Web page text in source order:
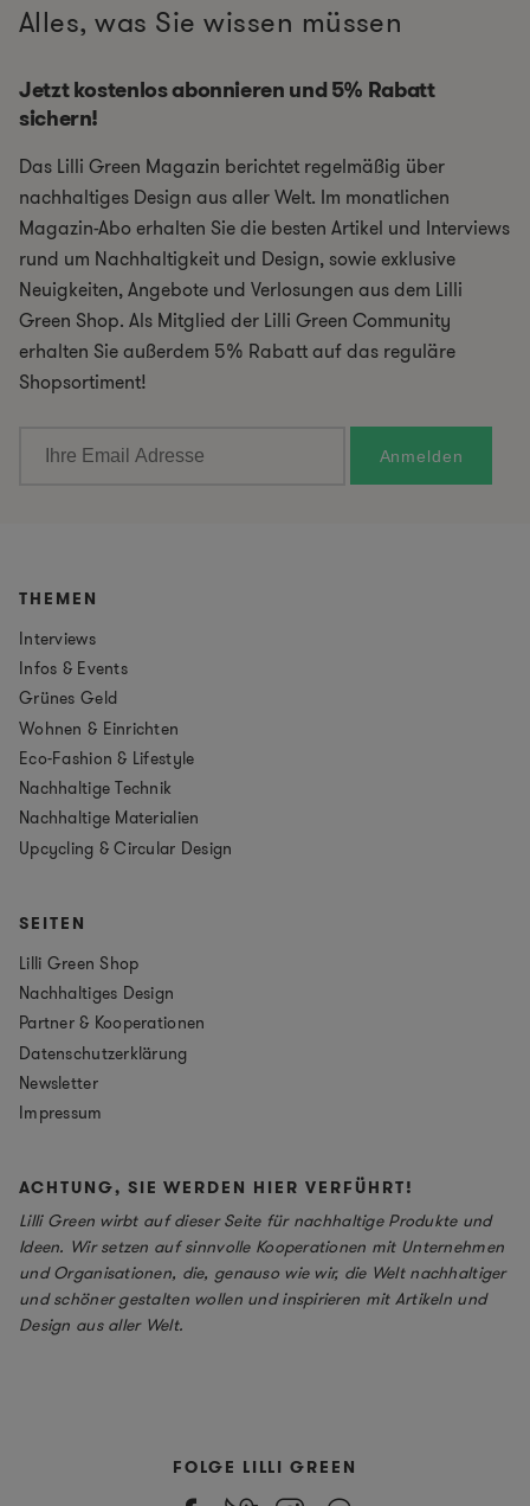
Alles, was Sie wissen müssen
Jetzt kostenlos abonnieren und 5% Rabatt
sichern!
Das Lilli Green Magazin berichtet regelmäßig über
nachhaltiges Design aus aller Welt. Im monatlichen
Magazin-Abo erhalten Sie die besten Artikel und Interviews
rund um Nachhaltigkeit und Design, sowie exklusive
Neuigkeiten, Angebote und Verlosungen aus dem Lilli
Green Shop. Als Mitglied der Lilli Green Community
erhalten Sie außerdem 5% Rabatt auf das reguläre
Shopsortiment!
THEMEN
Interviews
Infos & Events
Grünes Geld
Wohnen & Einrichten
Eco-Fashion & Lifestyle
Nachhaltige Technik
Nachhaltige Materialien
Upcycling & Circular Design
SEITEN
Lilli Green Shop
Nachhaltiges Design
Partner & Kooperationen
Datenschutzerklärung
Newsletter
Impressum
ACHTUNG, SIE WERDEN HIER VERFÜHRT!
Lilli Green wirbt auf dieser Seite für nachhaltige Produkte und
Ideen. Wir setzen auf sinnvolle Kooperationen mit Unternehmen
und Organisationen, die, genauso wie wir, die Welt nachhaltiger
und schöner gestalten wollen und inspirieren mit Artikeln und
Design aus aller Welt.
FOLGE LILLI GREEN